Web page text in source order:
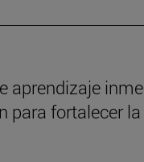
aprendizaje
para fortalecer